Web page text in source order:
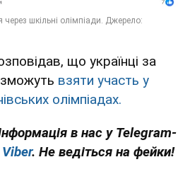
що українці за
взяти участь у
олімпіадах.
в нас у Telegram-
Viber. Не ведіться на фейки!